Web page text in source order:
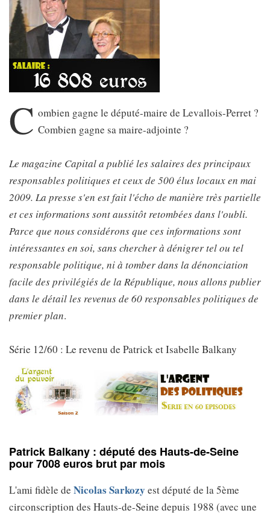
C ombien gagne le député-maire de Levallois-Perret ?
Combien gagne sa maire-adjointe ?
Le magazine Capital a publié les salaires des principaux
responsables politiques et ceux de 500 élus locaux en mai
2009. La presse s'en est fait l'écho de manière très partielle
et ces informations sont aussitôt retombées dans l'oubli.
Parce que nous considérons que ces informations sont
intéressantes en soi, sans chercher à dénigrer tel ou tel
responsable politique, ni à tomber dans la dénonciation
facile des privilégiés de la République, nous allons publier
dans le détail les revenus de 60 responsables politiques de
premier plan.
Série 12/60 : Le revenu de Patrick et Isabelle Balkany
Patrick Balkany : député des Hauts-de-Seine
pour 7008 euros brut par mois
L'ami fidèle de Nicolas Sarkozy est député de la 5ème
circonscription des Hauts-de-Seine depuis 1988 (avec une